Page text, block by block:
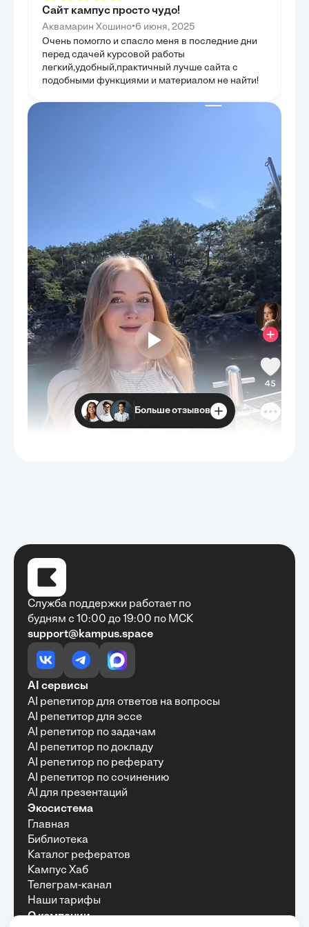
Сайт кампус просто чудо!
Аквамарин Хошино•6 июня, 2025
Очень помогло и спасло меня в последние дни
перед сдачей курсовой работы
легкий,удобный,практичный лучше сайта с
подобными функциями и материалом не найти!
Очень быстро, недорого, качественно,
доступно
Алексей Антонов•27 мая, 2025
Обучение с Кампус Хаб — очень экономит
полезной информации. Рекомендую ...
Рекомендую Кампус АИ всем, кто хочет
учиться эффективно и с комфортом
Марина Щербакова
Пользуюсь сайтом Кампус АИ уже несколько
месяцев и хочу отметить высокий уровень
удобства и информативности. Платформа
отлично подходит как для самостоятельного
обучения, так и для профессионального
подача информации понятная, много практики и
актуальных примеров.
Больше отзывов
Служба поддержки работает по
будням с 10:00 до 19:00 по МСК
support@kampus.space
AI сервисы
AI репетитор для ответов на вопросы
AI репетитор для эссе
AI репетитор по задачам
AI репетитор по докладу
AI репетитор по реферату
AI репетитор по сочинению
AI для презентаций
Экосистема
Главная
Библиотека
Каталог рефератов
Кампус Хаб
Телеграм-канал
Наши тарифы
О компании